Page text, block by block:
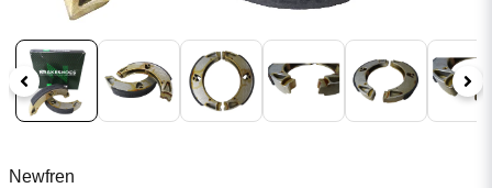
Newfren